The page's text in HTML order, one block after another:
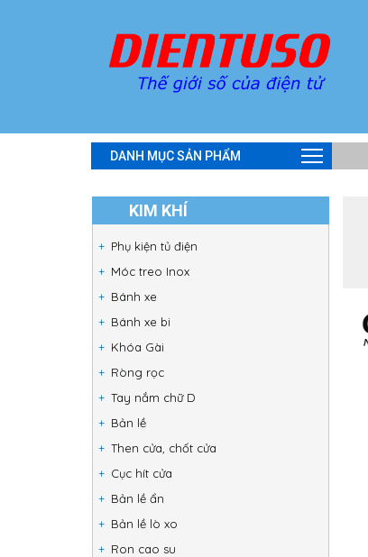
DANH MỤC SẢN PHẨM
KIM KHÍ
Phụ kiện tủ điện
Móc treo Inox
Bánh xe
Bánh xe bi
Khóa Gài
Ròng rọc
Tay nắm chữ D
Bản lề
Then cửa, chốt cửa
Cục hít cửa
Bản lề ẩn
Bản lề lò xo
Ron cao su